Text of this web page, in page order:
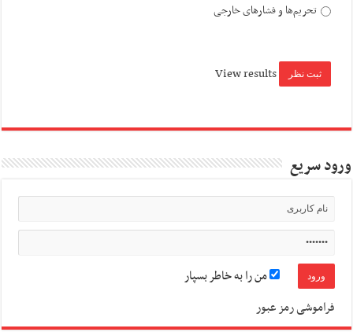
تحریم‌ها و فشارهای خارجی
View results
ورود سریع
من را به خاطر بسپار
فراموشی رمز عبور